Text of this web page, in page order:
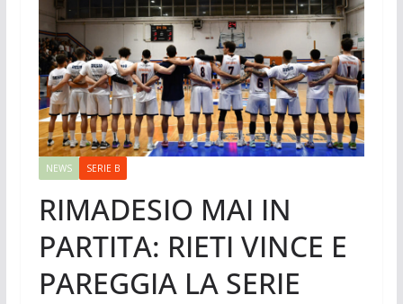
NEWS SERIE B
RIMADESIO MAI IN
PARTITA: RIETI VINCE E
PAREGGIA LA SERIE